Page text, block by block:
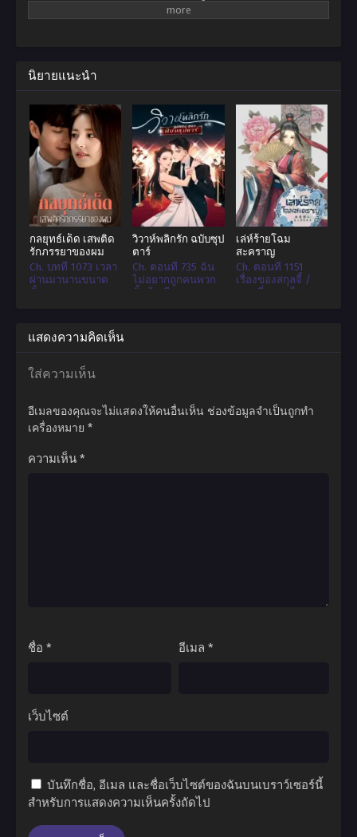
ห้ามสำหรับ คนเป็น …..
นิยายแนะนำ
กลยุทธ์เด็ด เสพติด
รักภรรยาของผม
Ch. บทที่ 1073 เวลา
ผ่านมานานขนาด
นั้น
วิวาห์พลิกรัก ฉบับซุป
ตาร์
Ch. ตอนที่ 735 ฉัน
ไม่อยากถูกคนพวก
นั้นล้อเลียน
เล่ห์ร้ายโฉม
สะคราญ
Ch. ตอนที่ 1151
เรื่องของสกุลจี้ /
ตอนที่ 1152 ไทเฮา
แสดงความคิดเห็น
ใส่ความเห็น
อีเมลของคุณจะไม่แสดงให้คนอื่นเห็น ช่องข้อมูลจำเป็นถูกทำ
เครื่องหมาย *
ความเห็น *
ชื่อ * อีเมล *
เว็บไซต์
บันทึกชื่อ, อีเมล และชื่อเว็บไซต์ของฉันบนเบราว์เซอร์นี้
สำหรับการแสดงความเห็นครั้งถัดไป